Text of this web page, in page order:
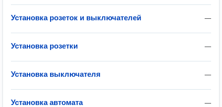
—
Установка розеток и выключателей
—
Установка розетки
—
Установка выключателя
—
Установка автомата